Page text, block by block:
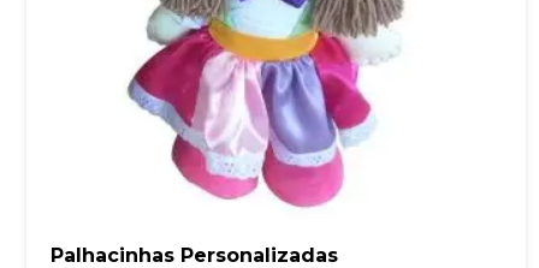
Palhacinhas Personalizadas